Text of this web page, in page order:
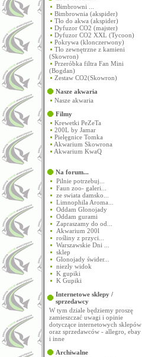
Bimbrowni ...
Bimbrownia (akspider)
Tło do akwa (akspider)
Dyfuzor CO2 (majster)
Dyfuzor CO2 XXL (Tycoon)
Pokrywa (klonczerwony)
Tło zewnętrzne z kamieni
(Skowron)
Przeróbka filtra Fan Mini
(Bogdan)
Zestaw CO2(Skowron)
Nasze akwaria
Nasze akwaria
Filmy
Krewetki PeZeTa
200L by Jamar
Pielęgnice Tomka
Akwarium Skowrona
Akwarium KwaQ
Na forum...
Pilnie potrzebuj...
Faun zoo- galeri...
ze swiata damsko...
Limnophila Aroma...
Oddam Glonojady
Oddam gurami
Zapraszamy do od...
Akwarium 200l
rośliny z przyci...
Warszawskie Dni ...
sklep
Glonojady świder...
niezly widok
K gupiki
K Gupiki
Internetowe sklepy /
sprzedawcy
W tym dziale będziemy proszę
zamieszczać uwagi i opinie
dotyczące internetowych sklepów
oraz sprzedawców - allegro, ebay
i inne
Archiwalne